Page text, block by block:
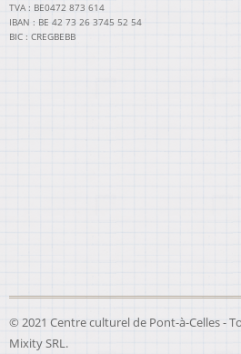
TVA : BE0472 873 614
IBAN : BE 42 73 26 3745 52 54
BIC : CREGBEBB
© 2021 Centre culturel de Pont-à-Celles -
Mixity SRL.